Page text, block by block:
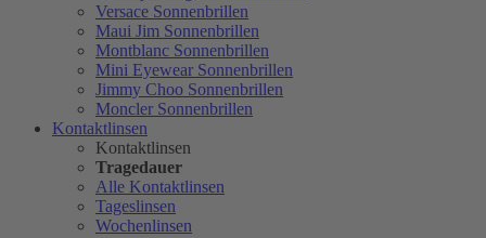
Versace Sonnenbrillen
Maui Jim Sonnenbrillen
Montblanc Sonnenbrillen
Mini Eyewear Sonnenbrillen
Jimmy Choo Sonnenbrillen
Moncler Sonnenbrillen
Kontaktlinsen
Kontaktlinsen
Tragedauer
Alle Kontaktlinsen
Tageslinsen
Wochenlinsen